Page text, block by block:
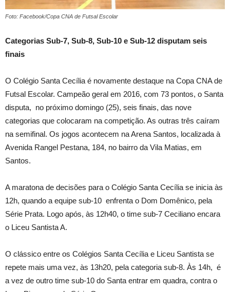
Foto: Facebook/Copa CNA de Futsal Escolar
Categorias Sub-7, Sub-8, Sub-10 e Sub-12 disputam seis
finais
O Colégio Santa Cecília é novamente destaque na Copa CNA de
Futsal Escolar. Campeão geral em 2016, com 73 pontos, o Santa
disputa, no próximo domingo (25), seis finais, das nove
categorias que colocaram na competição. As outras três caíram
na semifinal. Os jogos acontecem na Arena Santos, localizada à
Avenida Rangel Pestana, 184, no bairro da Vila Matias, em
Santos.
A maratona de decisões para o Colégio Santa Cecília se inicia às
12h, quando a equipe sub-10 enfrenta o Dom Domênico, pela
Série Prata. Logo após, às 12h40, o time sub-7 Ceciliano encara
o Liceu Santista A.
O clássico entre os Colégios Santa Cecília e Liceu Santista se
repete mais uma vez, às 13h20, pela categoria sub-8. Às 14h, é
a vez de outro time sub-10 do Santa entrar em quadra, contra o